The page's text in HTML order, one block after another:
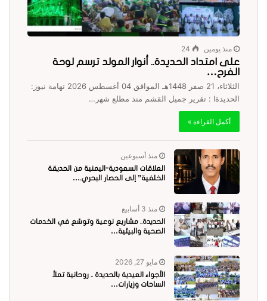
منذ يومين 24
على امتداد الحديدة.. أنوار المولد ترسم لوحة
الفرح…
الثلاثاء، 21 صفر 1448هـ الموافق 04 أغسطس 2026 تهامة نيوز:
الحديدةl : تقرير جميل القشم منذ مطلع شهر…
أكمل القراءة »
منذ أسبوعين
العلاقات السعودية-اليمنية من الحديقة
الخلفية” إلى الحصار البحري.…
منذ 3 أسابيع
الحديدة.. مشاريع نوعية وتوسّع في الخدمات
الصحية والبيئية…
مايو 27, 2026
الأجواء العيدية بالحديدة .. روحانية تملأ
الساحات وزيارات…